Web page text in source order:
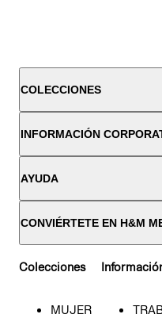
COLECCIONES
INFORMACIÓN
AYUDA
CONVIÉRTETE EN H&M
Colecciones
MUJER